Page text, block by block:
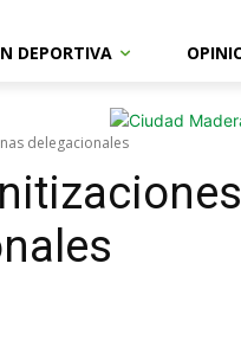
DEPORTIVA
delegacionales